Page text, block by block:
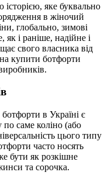
історією, яке буквально
в жіночий
глобально, зимові
і раніше, надійне і
свого власника від
купити ботфорти
в Україні є
по саме коліно (або
цього типу
часто носять
бути як розкішне
та сорочка.